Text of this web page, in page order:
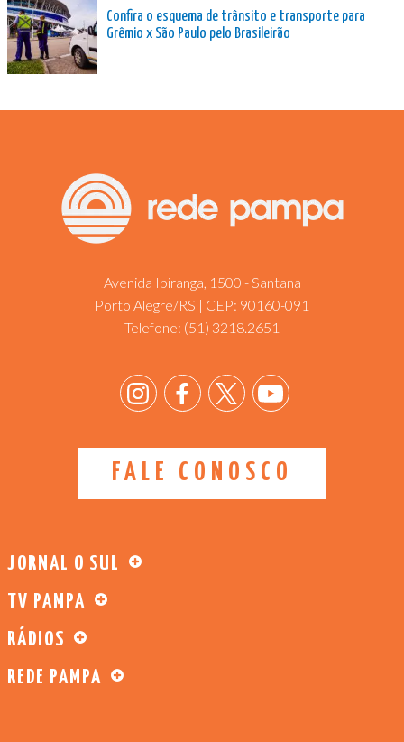
Confira o esquema de trânsito e transporte para
Grêmio x São Paulo pelo Brasileirão
Avenida Ipiranga, 1500 - Santana
Porto Alegre/RS | CEP: 90160-091
Telefone: (51) 3218.2651
FALE CONOSCO
JORNAL O SUL
TV PAMPA
RÁDIOS
REDE PAMPA